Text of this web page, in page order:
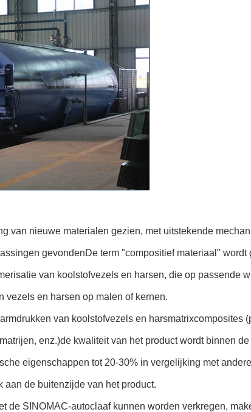
van nieuwe materialen gezien, met uitstekende
gevondenDe term "compositief materiaal" wordt
van koolstofvezels en harsen, die op passende
vezels en harsen op malen of kernen.
van koolstofvezels en harsmatrixcomposites
enz.)de kwaliteit van het product wordt binnen
eigenschappen tot 20-30% in vergelijking met andere
de buitenzijde van het product.
de SINOMAC-autoclaaf kunnen worden verkregen,